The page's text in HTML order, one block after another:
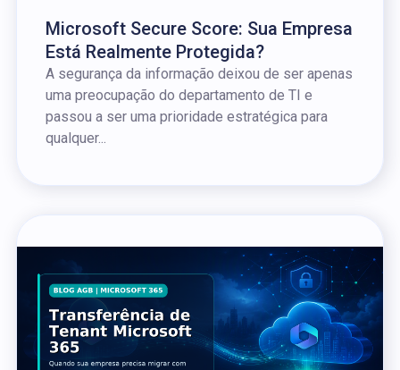
Microsoft Secure Score: Sua Empresa
Está Realmente Protegida?
A segurança da informação deixou de ser apenas
uma preocupação do departamento de TI e
passou a ser uma prioridade estratégica para
qualquer...